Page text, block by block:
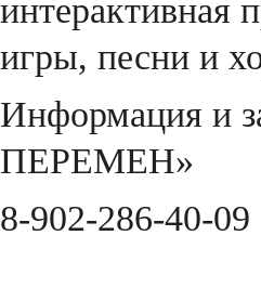
интерактивная
игры, песни и
Информация и
ПЕРЕМЕН»
8-902-286-40-09